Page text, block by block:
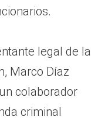
legal de la
Marco Díaz
colaborador
criminal